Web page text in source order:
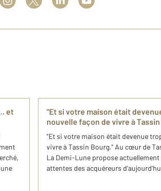
et
"Et si votre maison était
nouvelle façon de vivre à
"Et si votre maison était devenue
vivre à Tassin Bourg." Au cœur de
La Demi-Lune propose
attentes des acquéreurs